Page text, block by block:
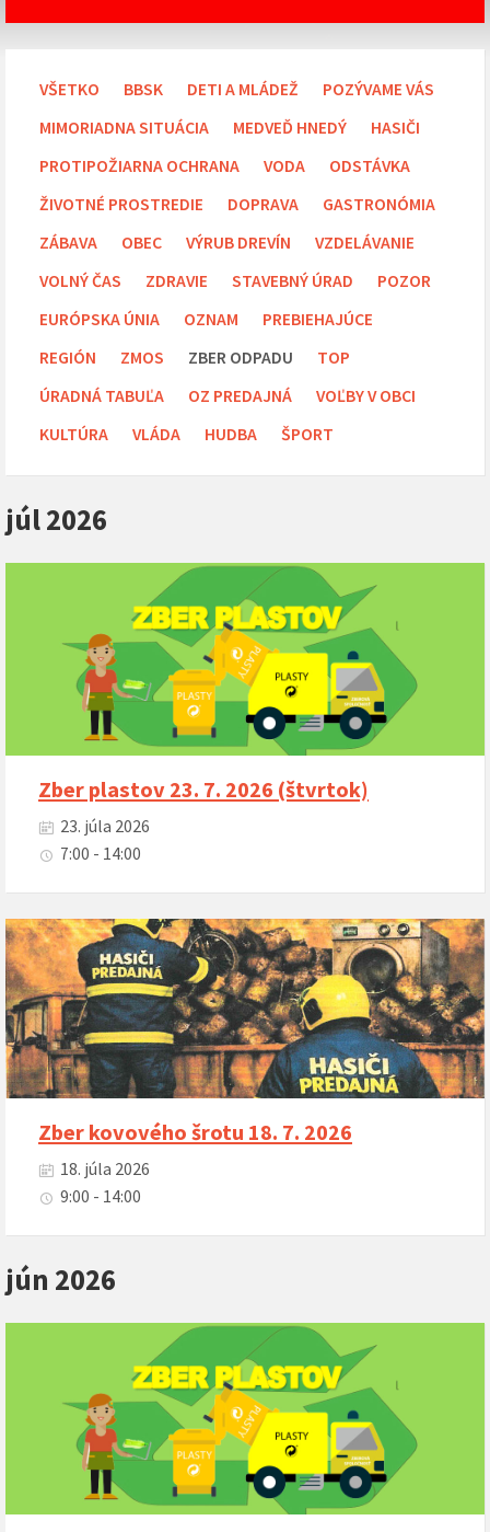
VŠETKO BBSK DETI A MLÁDEŽ
POZÝVAME VÁS
MIMORIADNA SITUÁCIA
MEDVEĎ HNEDÝ
HASIČI
PROTIPOŽIARNA OCHRANA
VODA
ODSTÁVKA
ŽIVOTNÉ PROSTREDIE
DOPRAVA
GASTRONÓMIA
ZÁBAVA
OBEC VÝRUB DREVÍN
VZDELÁVANIE
VOLNÝ ČAS
ZDRAVIE STAVEBNÝ ÚRAD
POZOR
EURÓPSKA ÚNIA
OZNAM
PREBIEHAJÚCE
REGIÓN
ZMOS ZBER ODPADU
TOP
ÚRADNÁ TABUĽA
OZ PREDAJNÁ
VOĽBY V OBCI
KULTÚRA
VLÁDA HUDBA ŠPORT
júl 2026
Zber plastov 23. 7. 2026 (štvrtok)
23. júla 2026
7:00 - 14:00
Zber kovového šrotu 18. 7. 2026
18. júla 2026
9:00 - 14:00
jún 2026